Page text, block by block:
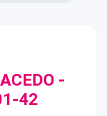
-
42